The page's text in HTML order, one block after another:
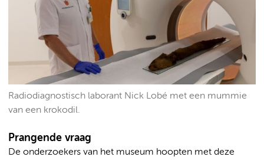
Radiodiagnostisch laborant Nick Lobé met een mummie
van een krokodil.
Prangende vraag
De onderzoekers van het museum hoopten met deze